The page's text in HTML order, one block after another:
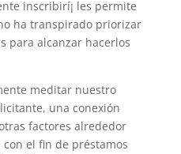
inscribirí¡ les permite
ha transpirado priorizar
para alcanzar hacerlos
meditar nuestro
una conexión
factores alrededor
el fin de préstamos